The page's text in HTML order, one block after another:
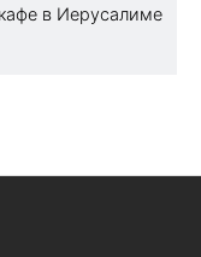
в Иерусалиме